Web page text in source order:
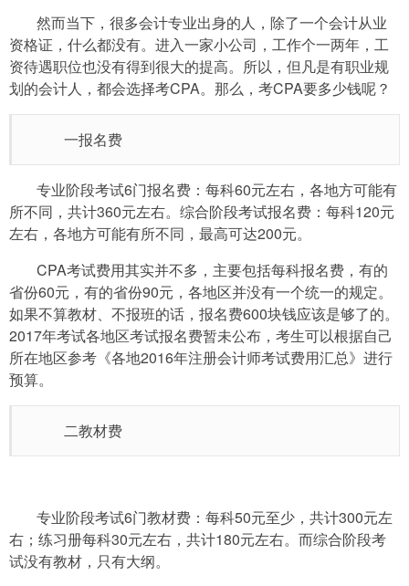
然而当下，很多会计专业出身的人，除了一个会计从业
资格证，什么都没有。进入一家小公司，工作个一两年，工
资待遇职位也没有得到很大的提高。所以，但凡是有职业规
划的会计人，都会选择考CPA。那么，考CPA要多少钱呢？
一报名费
专业阶段考试6门报名费：每科60元左右，各地方可能有
所不同，共计360元左右。综合阶段考试报名费：每科120元
左右，各地方可能有所不同，最高可达200元。
CPA考试费用其实并不多，主要包括每科报名费，有的
省份60元，有的省份90元，各地区并没有一个统一的规定。
如果不算教材、不报班的话，报名费600块钱应该是够了的。
2017年考试各地区考试报名费暂未公布，考生可以根据自己
所在地区参考《各地2016年注册会计师考试费用汇总》进行
预算。
二教材费
专业阶段考试6门教材费：每科50元至少，共计300元左
右；练习册每科30元左右，共计180元左右。而综合阶段考
试没有教材，只有大纲。